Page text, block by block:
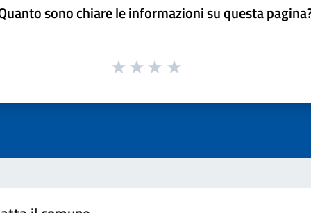
sono chiare le informazioni su questa